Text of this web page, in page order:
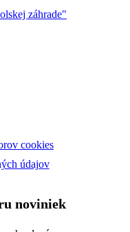
záhrade"
cookies
údajov
noviniek